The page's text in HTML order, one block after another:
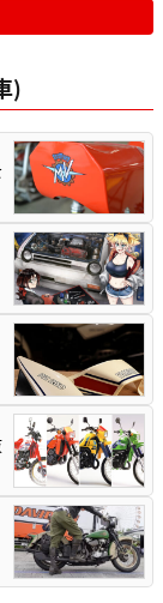
)